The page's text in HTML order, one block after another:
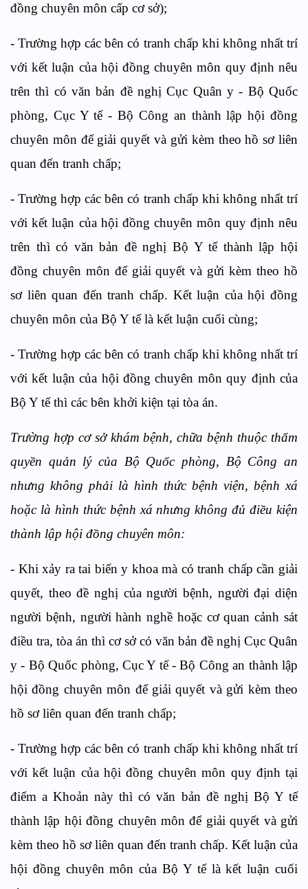
đồng chuyên môn cấp cơ sở);
- Trường hợp các bên có tranh chấp khi không nhất trí
với kết luận của hội đồng chuyên môn quy định nêu
trên thì có văn bản đề nghị Cục Quân y - Bộ Quốc
phòng, Cục Y tế - Bộ Công an thành lập hội đồng
chuyên môn để giải quyết và gửi kèm theo hồ sơ liên
quan đến tranh chấp;
- Trường hợp các bên có tranh chấp khi không nhất trí
với kết luận của hội đồng chuyên môn quy định nêu
trên thì có văn bản đề nghị Bộ Y tế thành lập hội
đồng chuyên môn để giải quyết và gửi kèm theo hồ
sơ liên quan đến tranh chấp. Kết luận của hội đồng
chuyên môn của Bộ Y tế là kết luận cuối cùng;
- Trường hợp các bên có tranh chấp khi không nhất trí
với kết luận của hội đồng chuyên môn quy định của
Bộ Y tế thì các bên khởi kiện tại tòa án.
Trường hợp cơ sở khám bệnh, chữa bệnh thuộc thẩm
quyền quản lý của Bộ Quốc phòng, Bộ Công an
nhưng không phải là hình thức bệnh viện, bệnh xá
hoặc là hình thức bệnh xá nhưng không đủ điều kiện
thành lập hội đồng chuyên môn:
- Khi xảy ra tai biến y khoa mà có tranh chấp cần giải
quyết, theo đề nghị của người bệnh, người đại diện
người bệnh, người hành nghề hoặc cơ quan cảnh sát
điều tra, tòa án thì cơ sở có văn bản đề nghị Cục Quân
y - Bộ Quốc phòng, Cục Y tế - Bộ Công an thành lập
hội đồng chuyên môn để giải quyết và gửi kèm theo
hồ sơ liên quan đến tranh chấp;
- Trường hợp các bên có tranh chấp khi không nhất trí
với kết luận của hội đồng chuyên môn quy định tại
điểm a Khoản này thì có văn bản đề nghị Bộ Y tế
thành lập hội đồng chuyên môn để giải quyết và gửi
kèm theo hồ sơ liên quan đến tranh chấp. Kết luận của
hội đồng chuyên môn của Bộ Y tế là kết luận cuối